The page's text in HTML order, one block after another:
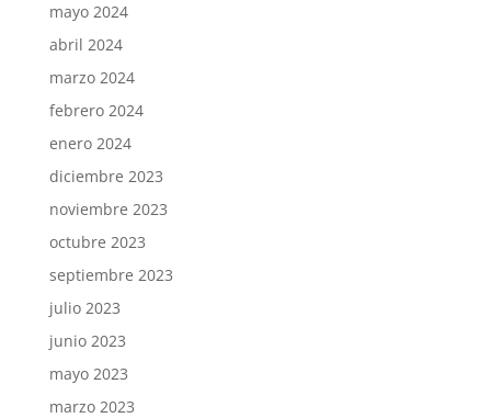
mayo 2024
abril 2024
marzo 2024
febrero 2024
enero 2024
diciembre 2023
noviembre 2023
octubre 2023
septiembre 2023
julio 2023
junio 2023
mayo 2023
marzo 2023